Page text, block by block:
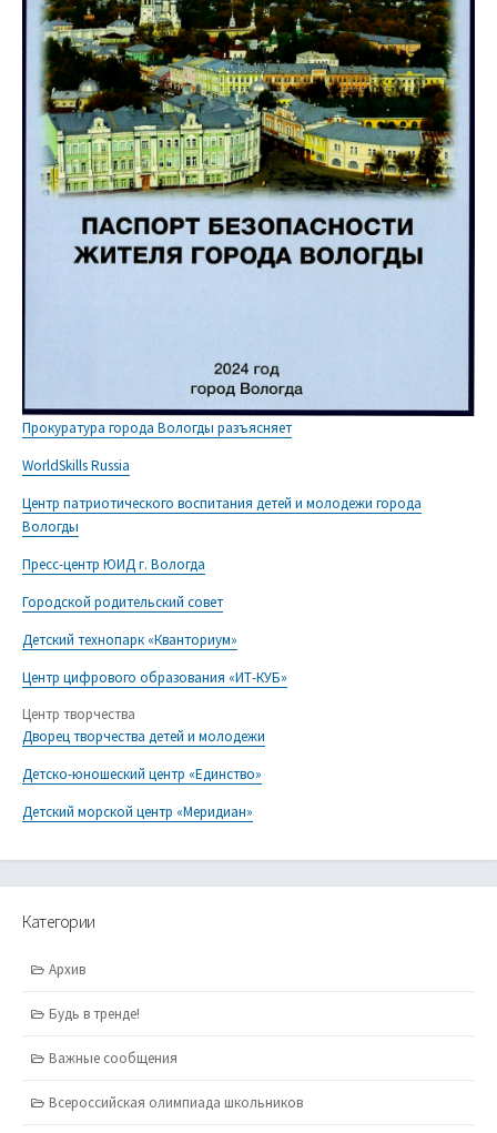
Прокуратура города Вологды разъясняет
WorldSkills Russia
Центр патриотического воспитания детей и молодежи города
Вологды
Пресс-центр ЮИД г. Вологда
Городской родительский совет
Детский технопарк «Кванториум»
Центр цифрового образования «ИТ-КУБ»
Центр творчества
Дворец творчества детей и молодежи
Детско-юношеский центр «Единство»
Детский морской центр «Меридиан»
Категории
Архив
Будь в тренде!
Важные сообщения
Всероссийская олимпиада школьников